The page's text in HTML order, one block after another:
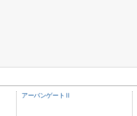
アーバンゲートⅡ